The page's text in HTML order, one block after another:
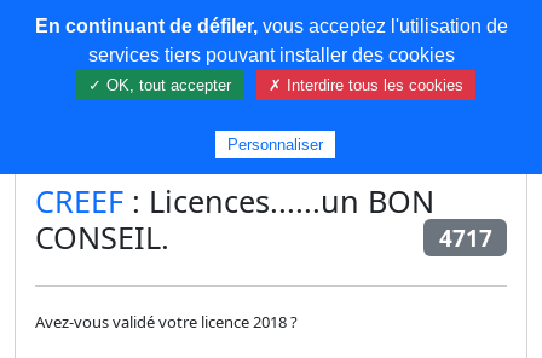
COREMA
CREEF : Licences......un BON
CONSEIL.
4717
Avez-vous validé votre licence 2018 ?
En continuant de défiler,vous acceptez l'utilisation de
services tiers pouvant installer des cookies
✓ OK, tout accepter ✗ Interdire tous les cookies
Personnaliser